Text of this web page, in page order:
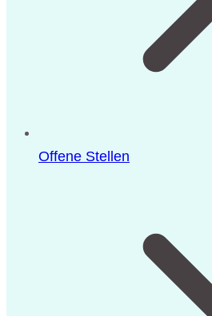
Offene Stellen